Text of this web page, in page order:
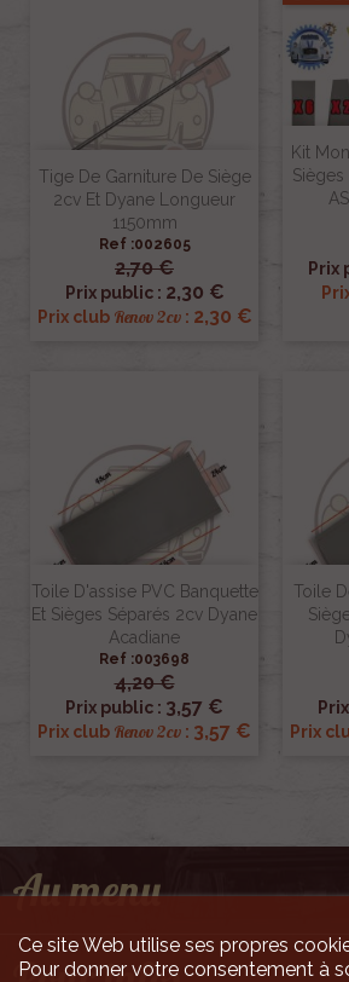
Tige De Garniture De Siège
2cv Et Dyane Longueur
1150mm
Ref :002605
2,70 €
Prix public : 2,30 €
Prix club Renov 2cv: 2,30 €
Kit
Prix
Toile D'assise PVC Banquette
Et Sièges Séparés 2cv Dyane
Acadiane
Ref :003698
4,20 €
Prix public : 3,57 €
Prix club Renov 2cv : 3,57 €
Toile
Prix
Au menu
Ce site Web utilise ses propres
Pour donner votre consentement à